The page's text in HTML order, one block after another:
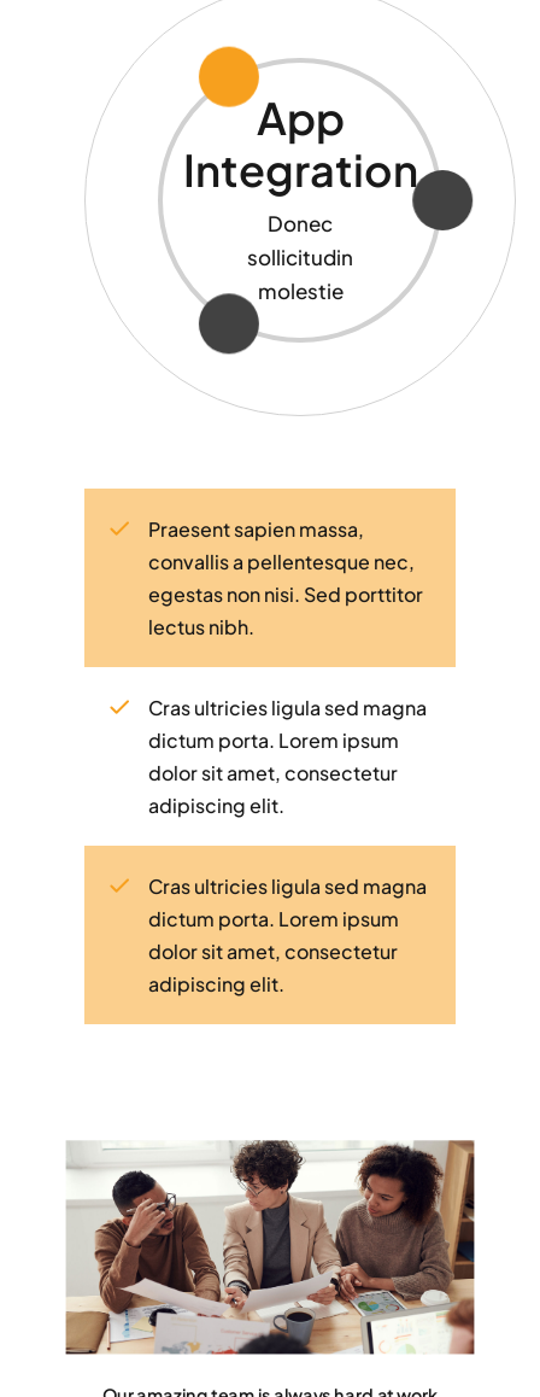
App
Integration
Donec
sollicitudin
molestie
Praesent sapien massa,
convallis a pellentesque nec,
egestas non nisi. Sed porttitor
lectus nibh.
Cras ultricies ligula sed magna
dictum porta. Lorem ipsum
dolor sit amet, consectetur
adipiscing elit.
Cras ultricies ligula sed magna
dictum porta. Lorem ipsum
dolor sit amet, consectetur
adipiscing elit.